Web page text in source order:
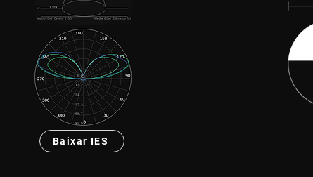
Baixar IES